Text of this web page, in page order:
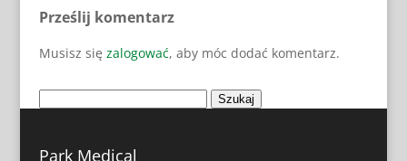
Prześlij komentarz
Musisz się zalogować, aby móc dodać komentarz.
Park Medical